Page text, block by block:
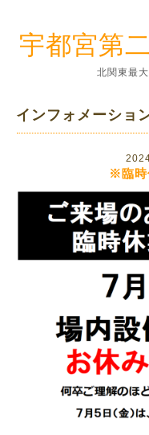
宇都宮第
北関東最
インフォメーショ
※臨時